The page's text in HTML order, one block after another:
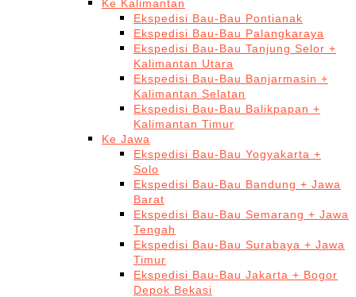
Ke Kalimantan
Ekspedisi Bau-Bau Pontianak
Ekspedisi Bau-Bau Palangkaraya
Ekspedisi Bau-Bau Tanjung Selor +
Kalimantan Utara
Ekspedisi Bau-Bau Banjarmasin +
Kalimantan Selatan
Ekspedisi Bau-Bau Balikpapan +
Kalimantan Timur
Ke Jawa
Ekspedisi Bau-Bau Yogyakarta +
Solo
Ekspedisi Bau-Bau Bandung + Jawa
Barat
Ekspedisi Bau-Bau Semarang + Jawa
Tengah
Ekspedisi Bau-Bau Surabaya + Jawa
Timur
Ekspedisi Bau-Bau Jakarta + Bogor
Depok Bekasi